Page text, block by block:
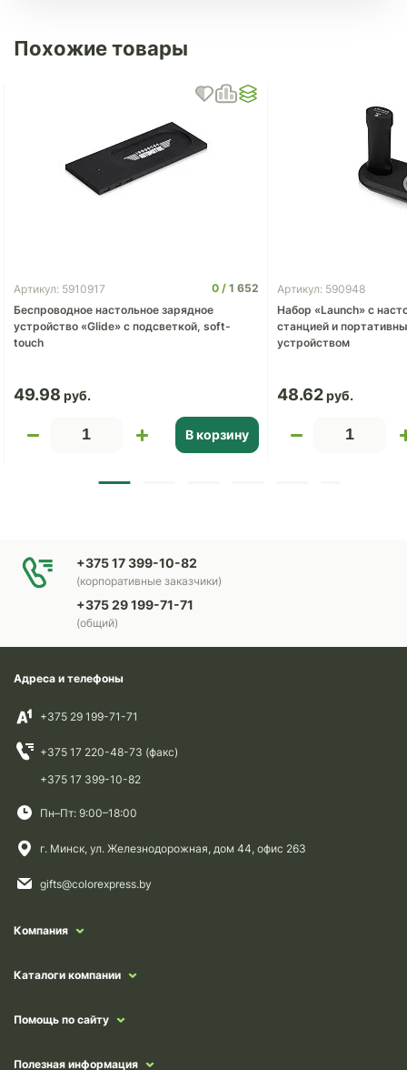
Похожие товары
Артикул: 5910917 0
1 652
Беспроводное настольное зарядное
устройство «Glide» с подсветкой, soft-
touch
49.98
В корзину
Артикул: 590948
Набор «Launch» с
станцией и
устройством
48.62
+375 17 399-10-82
(корпоративные заказчики)
+375 29 199-71-71
(общий)
Адреса и телефоны
+375 29 199-71-71
+375 17 220-48-73 (факс)
+375 17 399-10-82
Пн–Пт: 9:00–18:00
г. Минск, ул. Железнодорожная, дом 44, офис 263
gifts@colorexpress.by
Компания
Каталоги компании
Помощь по сайту
Полезная информация